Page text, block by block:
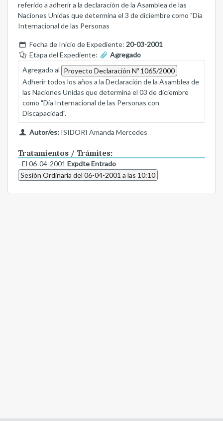
referido a adherir a la declaración de la Asamblea de las
Naciones Unidas que determina el 3 de diciembre como "Día
Internacional de las Personas
Fecha de Inicio de Expediente: 20-03-2001
Etapa del Expediente:
Agregado
Agregado al Proyecto Declaración Nº 1065/2000
Adherir todos los años a la Declaración de la Asamblea de
las Naciones Unidas que determina el 03 de diciembre
como "Día Internacional de las Personas con
Discapacidad".
Autor/es:ISIDORI Amanda Mercedes
Tratamientos / Trámites:
- El 06-04-2001 Expdte Entrado
Sesión Ordinaria del 06-04-2001 a las 10:10